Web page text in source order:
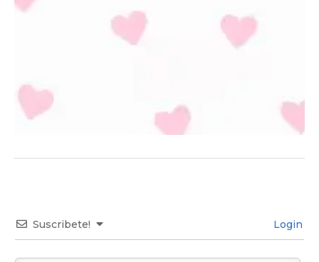
Suscribete! Login